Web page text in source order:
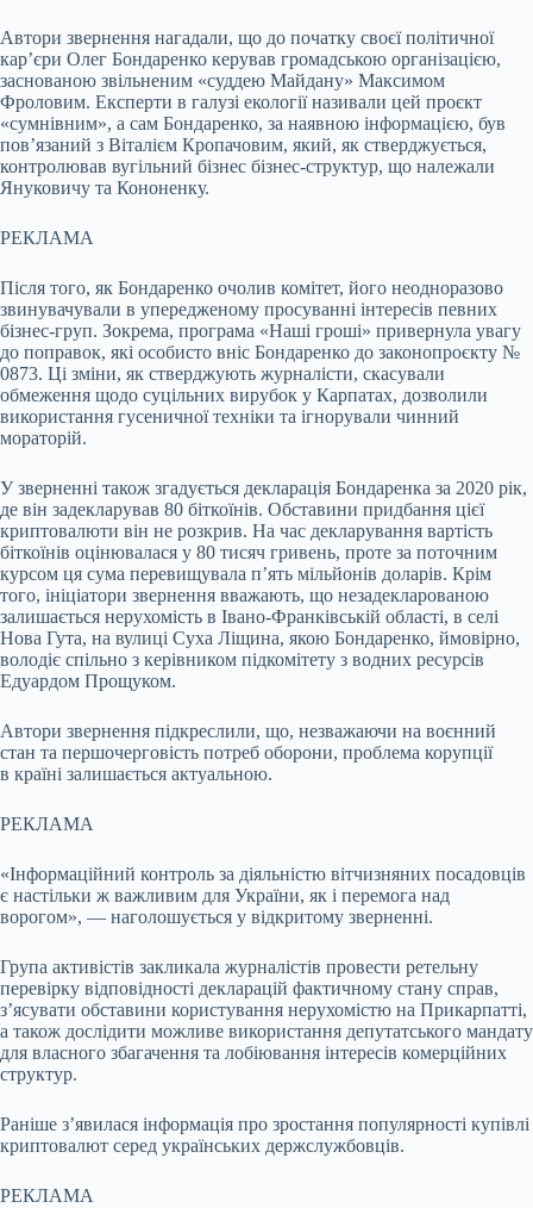
Автори звернення нагадали, що до початку своєї політичної
кар’єри Олег Бондаренко керував громадською організацією,
заснованою звільненим «суддею Майдану» Максимом
Фроловим. Експерти в галузі екології називали цей проєкт
«сумнівним», а сам Бондаренко, за наявною інформацією, був
пов’язаний з Віталієм Кропачовим, який, як стверджується,
контролював вугільний бізнес бізнес-структур, що належали
Януковичу та Кононенку.
РЕКЛАМА
Після того, як Бондаренко очолив комітет, його неодноразово
звинувачували в упередженому просуванні інтересів певних
бізнес-груп. Зокрема, програма «Наші гроші» привернула увагу
до поправок, які особисто вніс Бондаренко до законопроєкту №
0873. Ці зміни, як стверджують журналісти, скасували
обмеження щодо суцільних вирубок у Карпатах, дозволили
використання гусеничної техніки та ігнорували чинний
мораторій.
У зверненні також згадується декларація Бондаренка за 2020 рік,
де він задекларував 80 біткоїнів. Обставини придбання цієї
криптовалюти він не розкрив. На час декларування вартість
біткоїнів оцінювалася у 80 тисяч гривень, проте за поточним
курсом ця сума перевищувала п’ять мільйонів доларів. Крім
того, ініціатори звернення вважають, що незадекларованою
залишається нерухомість в Івано-Франківській області, в селі
Нова Гута, на вулиці Суха Ліщина, якою Бондаренко, ймовірно,
володіє спільно з керівником підкомітету з водних ресурсів
Едуардом Прощуком.
Автори звернення підкреслили, що, незважаючи на воєнний
стан та першочерговість потреб оборони, проблема корупції
в країні залишається актуальною.
РЕКЛАМА
«Інформаційний контроль за діяльністю вітчизняних посадовців
є настільки ж важливим для України, як і перемога над
ворогом», — наголошується у відкритому зверненні.
Група активістів закликала журналістів провести ретельну
перевірку відповідності декларацій фактичному стану справ,
з’ясувати обставини користування нерухомістю на Прикарпатті,
а також дослідити можливе використання депутатського мандату
для власного збагачення та лобіювання інтересів комерційних
структур.
Раніше з’явилася інформація про зростання популярності купівлі
криптовалют серед українських держслужбовців.
РЕКЛАМА